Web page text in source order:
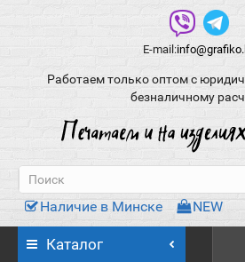
E-mail:
Работаем только оптом с
безналичному
Наличие в Минске NEW
Каталог